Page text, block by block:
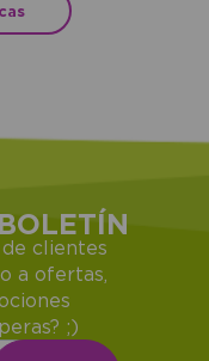
clientes
a ofertas,
;)